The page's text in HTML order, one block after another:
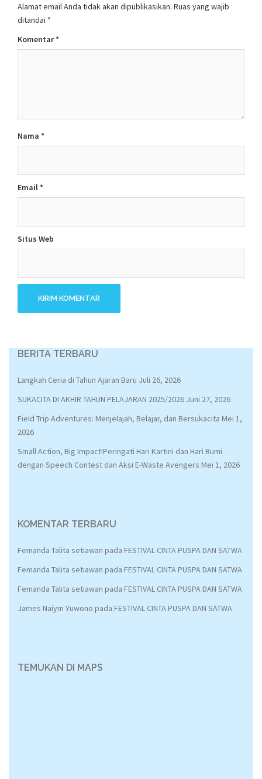
Alamat email Anda tidak akan dipublikasikan. Ruas yang wajib
ditandai *
Komentar*
Nama *
Email *
Situs Web
BERITA TERBARU
Langkah Ceria di Tahun Ajaran Baru Juli 26, 2026
SUKACITA DI AKHIR TAHUN PELAJARAN 2025/2026 Juni 27, 2026
Field Trip Adventures: Menjelajah, Belajar, dan Bersukacita Mei 1,
2026
Small Action, Big Impact!Peringati Hari Kartini dan Hari Bumi
dengan Speech Contest dan Aksi E-Waste Avengers Mei 1, 2026
KOMENTAR TERBARU
Femanda Talita setiawan pada FESTIVAL CINTA PUSPA DAN SATWA
Femanda Talita setiawan pada FESTIVAL CINTA PUSPA DAN SATWA
Femanda Talita setiawan pada FESTIVAL CINTA PUSPA DAN SATWA
James Naiym Yuwono pada FESTIVAL CINTA PUSPA DAN SATWA
TEMUKAN DI MAPS